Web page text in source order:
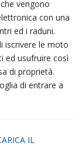
vengono
con una
ed i raduni.
iscrivere le moto
ed usufruire così
di proprietà.
di entrare a
IL